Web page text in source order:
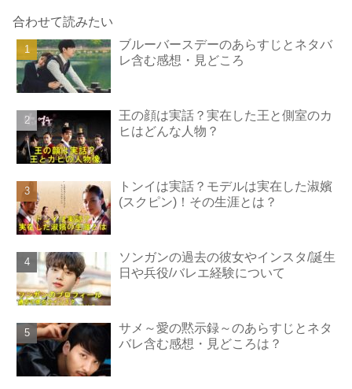
合わせて読みたい
ブルーバースデーのあらすじとネタバ
レ含む感想・見どころ
王の顔は実話？実在した王と側室のカ
ヒはどんな人物？
トンイは実話？モデルは実在した淑嬪
(スクピン)！その生涯とは？
ソンガンの過去の彼女やインスタ/誕生
日や兵役/バレエ経験について
サメ～愛の黙示録～のあらすじとネタ
バレ含む感想・見どころは？